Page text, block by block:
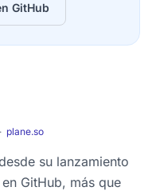
GitHub
plane.so
su lanzamiento
GitHub, más que